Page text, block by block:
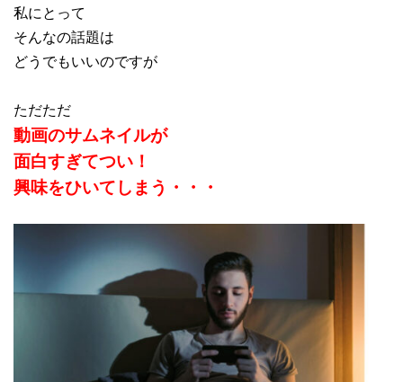
私にとって
そんなの話題は
どうでもいいのですが
ただただ
動画のサムネイルが
面白すぎてつい！
興味をひいてしまう・・・